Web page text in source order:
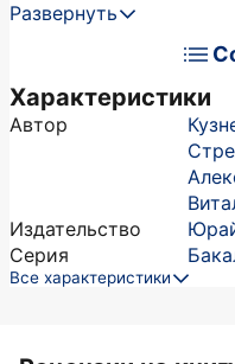
Развернуть
Характеристики
Автор
Издательство
Серия
Все характеристики